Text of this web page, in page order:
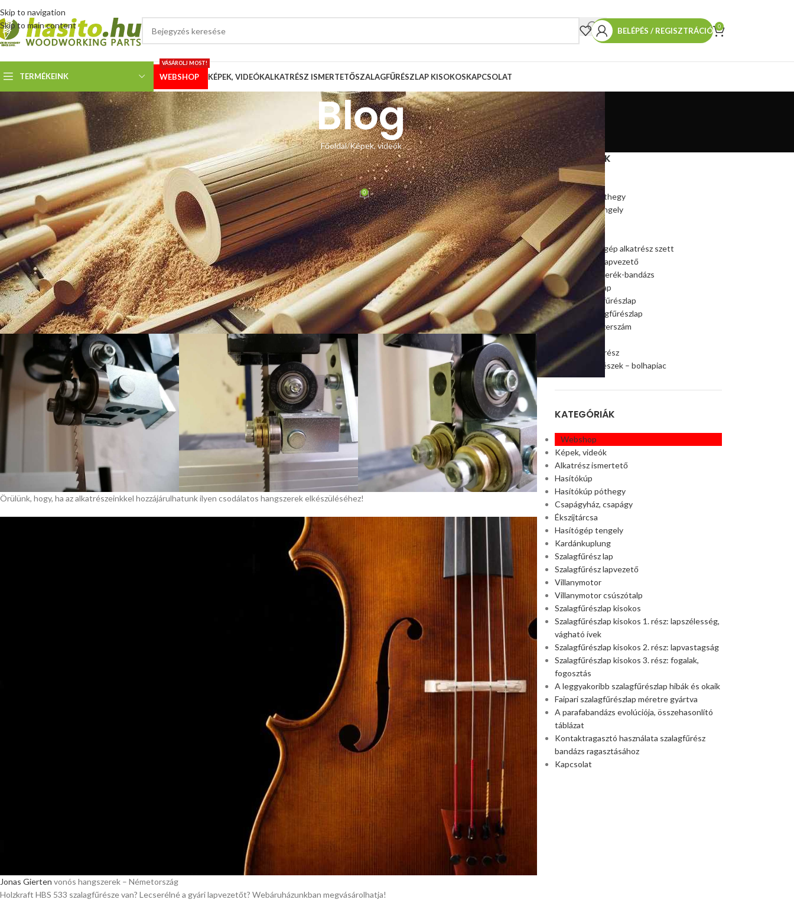
Skip to navigation
Skip to main content
BELÉPÉS / REGISZTRÁCIÓ 0
TERMÉKEINK WEBSHOP
VÁSÁROLJ MOST!
KÉPEK, VIDEÓKALKATRÉSZ ISMERTETŐSZALAGFŰRÉSZLAP KISOKOSKAPCSOLAT
Blog
Főoldal Képek, videók
KÉPEK, VIDEÓK
Holzkraft HBS 533 lapvezető csere – vásárlói fotók
Megosztotta Hoffmann Zsolt Be február 22, 2025 0
A legjobb bizonyíték a lapvezetőink minőségére, amikor hangszerkészítők is lecserélik a szalagfűrészük lapvezetőit az általunk gyártottra.
Így történt ezJonas Gierten, németországi vonóshangszer készítő műhelyében is, ahol a Holzkraft HBS 533 típusú szalagfűrészen szerették volna
a lapvezetést javítani. A gépen rendelkezésre álló hely szűkös, viszont az 5×5-ös lapvezetőt lehetne az excenteres tartókonzolunk segítségével
egyszerűen beépíteni és kizárólag keskeny, 6 mm-es fűrészlapokat használnak.
Mivel oldalsó megvezetéshez csak egy csapágy lehet fent, másképp nem fér el a lapvezető, így megoldás mi lett? Egy kis házi barkács, amíg meg
nem küldjük a külön legyártott rövidebb csapágytartó hüvelyeket. A megoldás ideiglenes, viszont működik és ez a fő!
Örülünk, hogy, ha az alkatrészeinkkel hozzájárulhatunk ilyen csodálatos hangszerek elkészüléséhez!
Jonas Gierten vonós hangszerek – Németország
Holzkraft HBS 533 szalagfűrésze van? Lecserélné a gyári lapvezetőt? Webáruházunkban megvásárolhatja!
TERMÉKEINK
Hasítókúp
Hasítókúp póthegy
Hasítógép tengely
Ékszíjtárcsa
Csapágy
Kúpos hasítógép alkatrész szett
Szalagfűrész lapvezető
Szalagfűrészkerék-bandázs
Szalagfűrészlap
Faipari szalagfűrészlap
Húsipari szalagfűrészlap
Faipari gép, szerszám
Ágaprító
Offroad alkatrész
Akciós alkatrészek – bolhapiac
KATEGÓRIÁK
Webshop
Képek, videók
Alkatrész ismertető
Hasítókúp
Hasítókúp póthegy
Csapágyház, csapágy
Ékszíjtárcsa
Hasítógép tengely
Kardánkuplung
Szalagfűrész lap
Szalagfűrész lapvezető
Villanymotor
Villanymotor csúszótalp
Szalagfűrészlap kisokos
Szalagfűrészlap kisokos 1. rész: lapszélesség,
vágható ívek
Szalagfűrészlap kisokos 2. rész: lapvastagság
Szalagfűrészlap kisokos 3. rész: fogalak,
fogosztás
A leggyakoribb szalagfűrészlap hibák és okaik
Faipari szalagfűrészlap méretre gyártva
A parafabandázs evolúciója, összehasonlító
táblázat
Kontaktragasztó használata szalagfűrész
bandázs ragasztásához
Kapcsolat